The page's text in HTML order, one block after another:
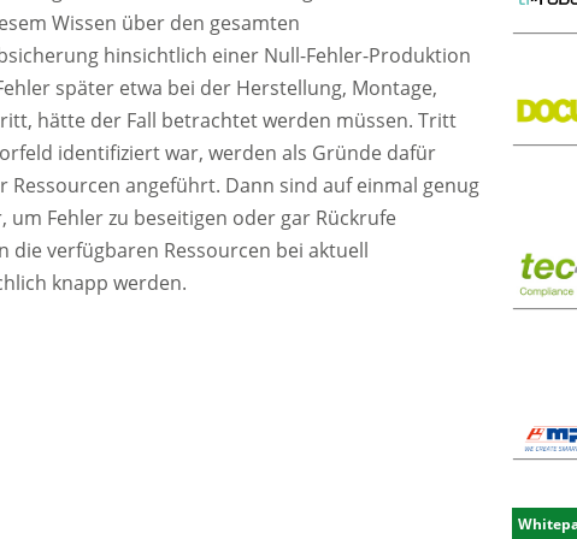
Wissen über den gesamten
hinsichtlich einer Null-Fehler-Produktion
später etwa bei der Herstellung, Montage,
hätte der Fall betrachtet werden müssen. Tritt
identifiziert war, werden als Gründe dafür
Ressourcen angeführt. Dann sind auf einmal genug
Fehler zu beseitigen oder gar Rückrufe
die verfügbaren Ressourcen bei aktuell
knapp werden.